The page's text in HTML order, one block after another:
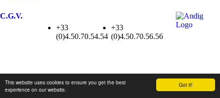
Got it!
This website uses cookies to ensure you get the best
experience on our website.
C.G.V.
+33
(0)4.50.70.54.54
+33
(0)4.50.70.56.56